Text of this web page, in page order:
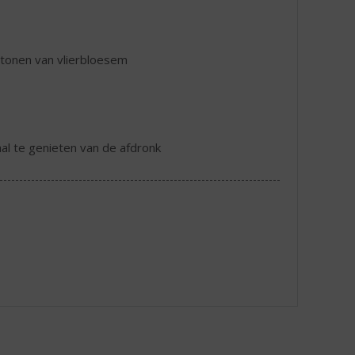
van vlierbloesem
te genieten van de afdronk